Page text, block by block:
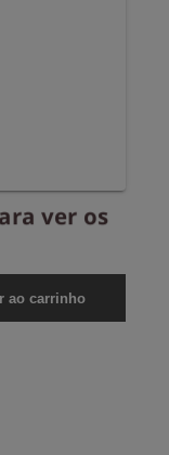
ver os
ao carrinho